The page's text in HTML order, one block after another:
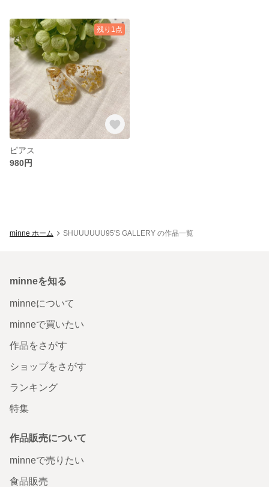
残り1点
ピアス
980円
minne ホーム SHUUUUUU95'S GALLERY の作品一覧
minneを知る
minneについて
minneで買いたい
作品をさがす
ショップをさがす
ランキング
特集
作品販売について
minneで売りたい
食品販売